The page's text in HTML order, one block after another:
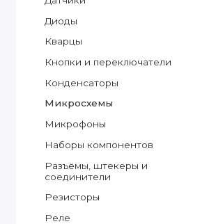
Диоды
Кварцы
Кнопки и переключатели
Конденсаторы
Микросхемы
Микрофоны
Наборы компонентов
Разъёмы, штекеры и
соединители
Резисторы
Реле